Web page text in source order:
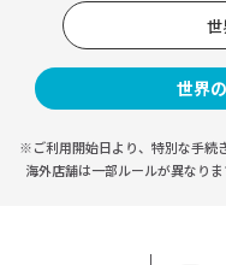
世
世界
※ご利用開始日より、特別な手続
海外店舗は一部ルールが異なりま